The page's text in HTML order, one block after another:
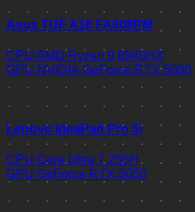
Asus TUF A16 FA608PM
CPU AMD Ryzen 9 8940HX
GPU NVIDIA GeForce RTX 5060
Lenovo IdeaPad Pro 5i
CPU Core Ultra 7 255H
GPU GeForce RTX 5050